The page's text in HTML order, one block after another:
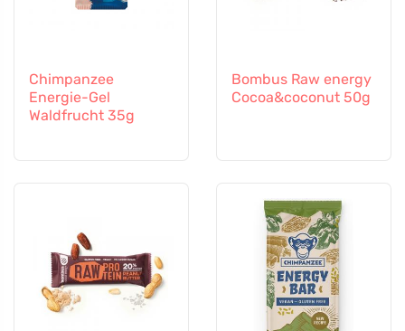
Chimpanzee
Energie-Gel
Waldfrucht 35g
Bombus Raw energy
Cocoa&coconut 50g